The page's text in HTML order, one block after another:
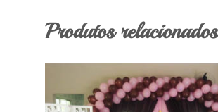
Produtos relacionados